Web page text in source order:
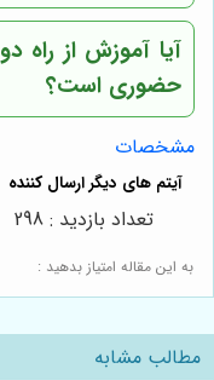
آیا آموزش از راه
حضوری است؟
مشخصات
به این مقاله امتیاز بدهید :
تعداد بازدید : 298
مطالب مشابه